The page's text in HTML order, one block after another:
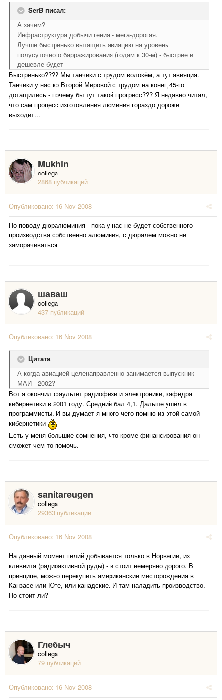
SerB писал:
А зачем?
Инфраструктура добычи гения - мега-дорогая.
Лучше быстренько вытащить авиацию на уровень
полусуточного барражирования (годам к 30-м) - быстрее и
дешевле будет
Быстренько???? Мы танчики с трудом волокём, а тут авияция.
Танчики у нас ко Второй Мировой с трудом на конец 45-го
дотащились - почему бы тут такой прогресс??? Я недавно читал,
что сам процесс изготовления люминия гораздо дороже
выходит...
Mukhin
collega
2868 публикаций
Опубликовано: 16 Nov 2008
По поводу дюралюминия - пока у нас не будет собственного
производства собственно алюминия, с дюралем можно не
заморачиваться
шаваш
collega
437 публикаций
Опубликовано: 16 Nov 2008
Цитата
А когда авиацией целенаправленно занимается выпускник
МАИ - 2002?
Вот я окончил фаультет радиофизи и электроники, кафедра
кибернетики в 2001 году. Средний бал 4,1. Дальше ушёл в
программисты. И вы думает я много чего помню из этой самой
кибернетики
Есть у меня большие сомнения, что кроме финансирования он
сможет чем то помочь.
sanitareugen
collega
29363 публикации
Опубликовано: 16 Nov 2008
На данный момент гелий добывается только в Норвегии, из
клевеита (радиоактивной руды) - и стоит немеряно дорого. В
принципе, можно перекупить американские месторождения в
Канзасе или Юте, или канадские. И там наладить производство.
Но стоит ли?
Глебыч
collega
79 публикаций
Опубликовано: 16 Nov 2008